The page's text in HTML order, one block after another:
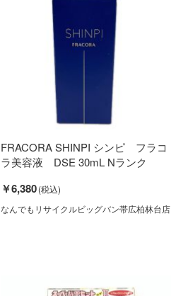
FRACORA SHINPI シンピ フラコ
ラ美容液 DSE 30mL Nランク
￥6,380
なんでもリサイクルビッグバン帯広柏林台店